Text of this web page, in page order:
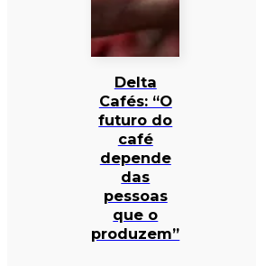
Delta
Cafés: “O
futuro do
café
depende
das
pessoas
que o
produzem”